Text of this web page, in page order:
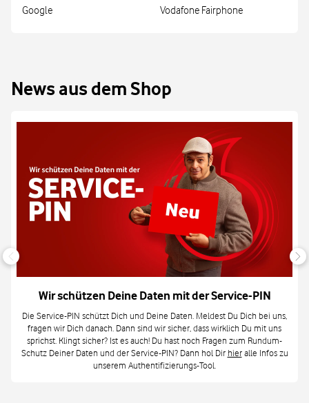
Google
Vodafone Fairphone
News aus dem Shop
Wir schützen Deine Daten mit der Service-PIN
Die Service-PIN schützt Dich und Deine Daten. Meldest Du Dich bei uns,
fragen wir Dich danach. Dann sind wir sicher, dass wirklich Du mit uns
sprichst. Klingt sicher? Ist es auch! Du hast noch Fragen zum Rundum-
Schutz Deiner Daten und der Service-PIN? Dann hol Dir hieralle Infos zu
unserem Authentifizierungs-Tool.